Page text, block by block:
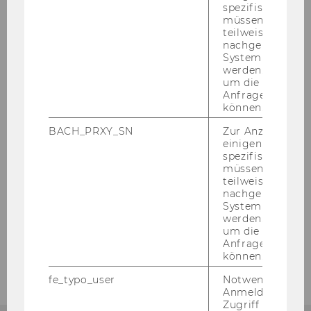
Institut für Retailing & Data Science
Home
spezifischen
müssen
teilweise von
nachgelagerten
System
werden.
um die Antwort
Anfrage
können.
BACH_PRXY_SN
Zur Anzeige von
einigen WU-
spezifischen
müssen
teilweise von
nachgelagerten
System
werden.
um die Antwort
Anfrage
können.
fe_typo_user
Notwendig für
Anmeldung und
Zugriff auf